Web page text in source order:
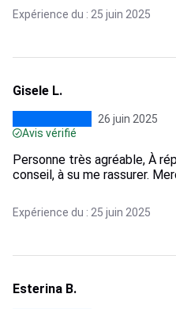
Expérience du : 25 juin 2025
Gisele L.
26 juin 2025
Avis vérifié
Personne très agréable, À
conseil, à su me rassurer.
Expérience du : 25 juin 2025
Esterina B.